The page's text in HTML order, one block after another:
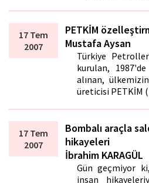
17 Tem
2007
PETKİM
Mustafa Aysan
Türkiye
kurulan,
alınan,
üreticisi PETKİM
17 Tem
2007
Bombalı araçla
hikayeleri
İbrahim KARAGÜL
Gün geçmiyor
insan